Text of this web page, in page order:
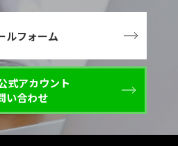
ルフォーム
式アカウント
い合わせ